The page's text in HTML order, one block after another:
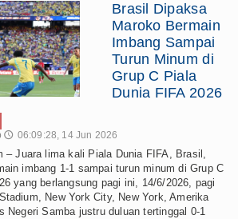
Brasil Dipaksa
Maroko Bermain
Imbang Sampai
Turun Minum di
Grup C Piala
Dunia FIFA 2026
🕔 06:09:28, 14 Jun 2026
– Juara lima kali Piala Dunia FIFA, Brasil,
imbang 1-1 sampai turun minum di Grup C
yang berlangsung pagi ini, 14/6/2026, pagi
New York City, New York, Amerika
Negeri Samba justru duluan tertinggal 0-1